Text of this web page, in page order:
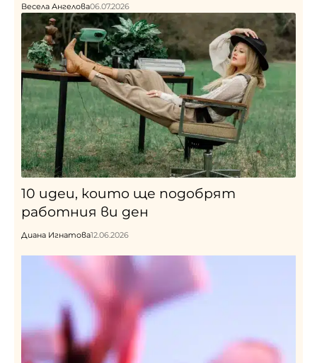
Весела Ангелова06.07.2026
10 идеи, които ще подобрят
работния ви ден
Диана Игнатова12.06.2026